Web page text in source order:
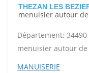
THEZAN LES
menuisier autour
Département: 34490
menuisier autour de
MANUISERIE